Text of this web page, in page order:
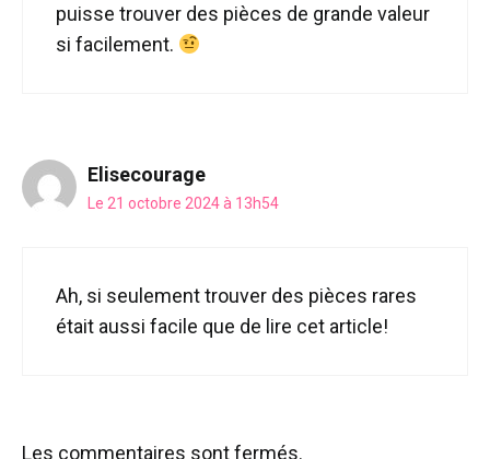
puisse trouver des pièces de grande valeur
si facilement.
Elisecourage
Le 21 octobre 2024 à 13h54
Ah, si seulement trouver des pièces rares
était aussi facile que de lire cet article!
Les commentaires sont fermés.